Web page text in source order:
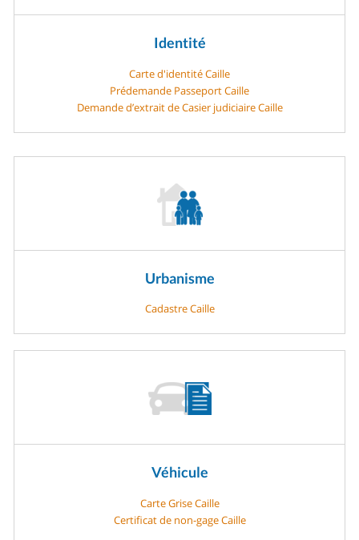
Identité
Carte d'identité Caille
Prédemande Passeport Caille
Demande d’extrait de Casier judiciaire Caille
Urbanisme
Cadastre Caille
Véhicule
Carte Grise Caille
Certificat de non-gage Caille